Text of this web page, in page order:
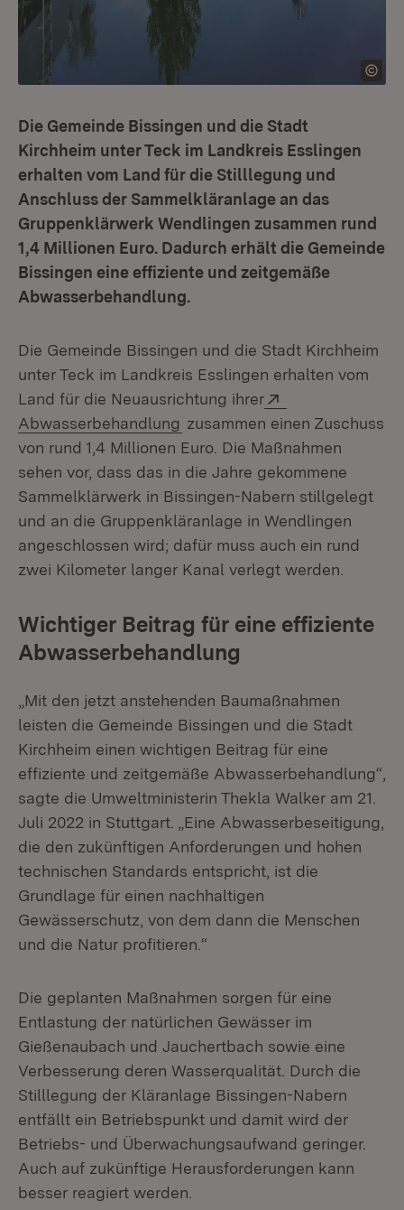
Die Gemeinde Bissingen und die Stadt
Kirchheim unter Teck im Landkreis Esslingen
erhalten vom Land für die Stilllegung und
Anschluss der Sammelkläranlage an das
Gruppenklärwerk Wendlingen zusammen rund
1,4 Millionen Euro. Dadurch erhält die Gemeinde
Bissingen eine effiziente und zeitgemäße
Abwasserbehandlung.
Die Gemeinde Bissingen und die Stadt Kirchheim
unter Teck im Landkreis Esslingen erhalten vom
Land für die Neuausrichtung ihrer
Abwasserbehandlung (Öffnet in neuem Fenster)
zusammen einen Zuschuss
von rund 1,4 Millionen Euro. Die Maßnahmen
sehen vor, dass das in die Jahre gekommene
Sammelklärwerk in Bissingen-Nabern stillgelegt
und an die Gruppenkläranlage in Wendlingen
angeschlossen wird; dafür muss auch ein rund
zwei Kilometer langer Kanal verlegt werden.
Wichtiger Beitrag für eine effiziente
Abwasserbehandlung
„Mit den jetzt anstehenden Baumaßnahmen
leisten die Gemeinde Bissingen und die Stadt
Kirchheim einen wichtigen Beitrag für eine
effiziente und zeitgemäße Abwasserbehandlung“,
sagte die Umweltministerin Thekla Walker am 21.
Juli 2022 in Stuttgart. „Eine Abwasserbeseitigung,
die den zukünftigen Anforderungen und hohen
technischen Standards entspricht, ist die
Grundlage für einen nachhalti­gen
Gewässerschutz, von dem dann die Menschen
und die Natur profitieren.“
Die geplanten Maßnahmen sorgen für eine
Entlastung der natürlichen Gewässer im
Gießenaubach und Jauchertbach sowie eine
Verbesserung deren Wasser­qualität. Durch die
Stilllegung der Kläranlage Bissingen-Nabern
entfällt ein Betriebspunkt und damit wird der
Betriebs- und Überwachungsaufwand geringer.
Auch auf zukünftige Herausforderungen kann
besser reagiert werden.